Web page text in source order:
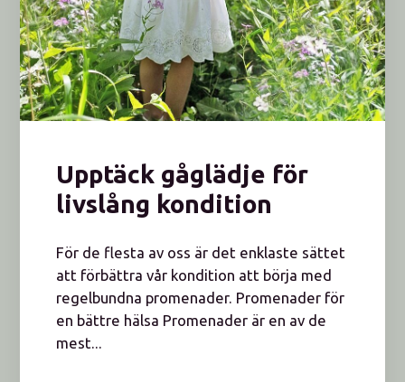
Upptäck gåglädje för
livslång kondition
För de flesta av oss är det enklaste sättet
att förbättra vår kondition att börja med
regelbundna promenader. Promenader för
en bättre hälsa Promenader är en av de
mest...